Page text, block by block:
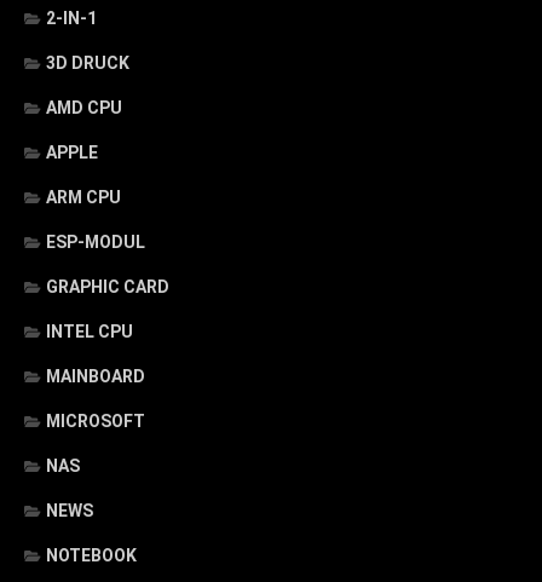
2-IN-1
3D DRUCK
AMD CPU
APPLE
ARM CPU
ESP-MODUL
GRAPHIC CARD
INTEL CPU
MAINBOARD
MICROSOFT
NAS
NEWS
NOTEBOOK